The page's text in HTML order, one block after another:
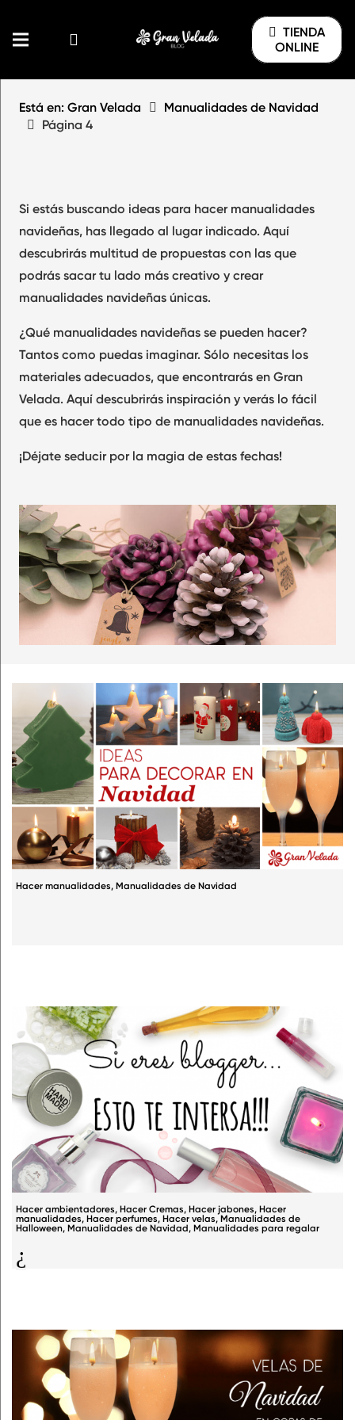
TIENDA
ONLINE
Está en: Gran Velada
Manualidades de Navidad
Página 4
Si estás buscando ideas para hacer manualidades
navideñas, has llegado al lugar indicado. Aquí
descubrirás multitud de propuestas con las que
podrás sacar tu lado más creativo y crear
manualidades navideñas únicas.
¿Qué manualidades navideñas se pueden hacer?
Tantos como puedas imaginar. Sólo necesitas los
materiales adecuados, que encontrarás en Gran
Velada. Aquí descubrirás inspiración y verás lo fácil
que es hacer todo tipo de manualidades navideñas.
¡Déjate seducir por la magia de estas fechas!
Hacer manualidades, Manualidades de Navidad
Hacer ambientadores, Hacer Cremas, Hacer jabones, Hacer
manualidades, Hacer perfumes, Hacer velas,Manualidades de
Halloween, Manualidades de Navidad, Manualidades para regalar
¿Quieres colaborar con Gran Velada?